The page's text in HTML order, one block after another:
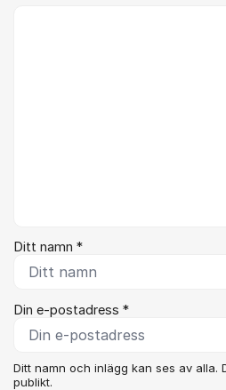
Ditt namn *
Din e-postadress *
Ditt namn och inlägg kan ses av alla.
publikt.